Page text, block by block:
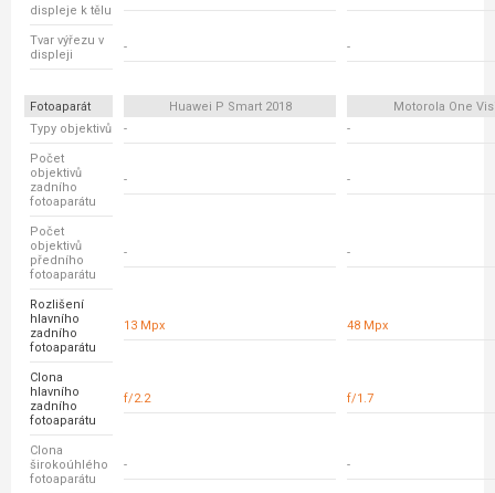
displeje k tělu
Tvar výřezu v
displeji
- -
Fotoaparát Huawei P Smart 2018
Motorola One
Typy objektivů
- -
Počet
objektivů
zadního
fotoaparátu
- -
Počet
objektivů
předního
fotoaparátu
- -
Rozlišení
hlavního
zadního
fotoaparátu
13 Mpx 48 Mpx
Clona
hlavního
zadního
fotoaparátu
f/2.2 f/1.7
Clona
širokoúhlého
fotoaparátu
- -